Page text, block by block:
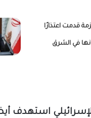
قدمت اعتذارًا
في الشرق
استهدف